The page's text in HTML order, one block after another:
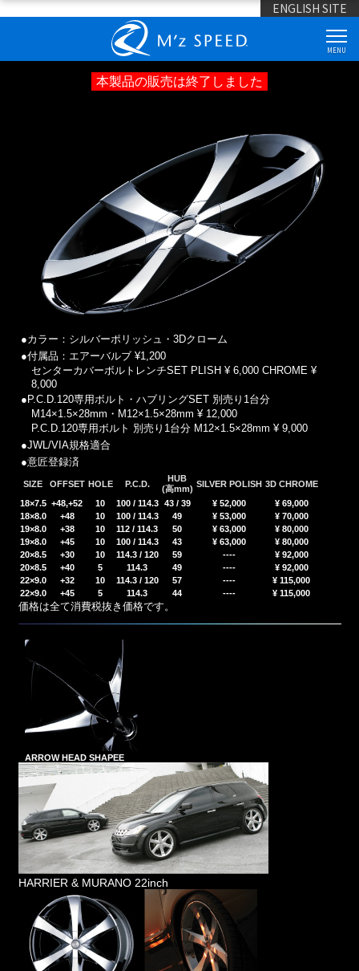
ENGLISH SITE
MENU
本製品の販売は終了しました
●カラー：シルバーポリッシュ・3Dクローム
●付属品：エアーバルブ ¥1,200
センターカバーボルトレンチSET PLISH ¥ 6,000CHROME ¥
8,000
●P.C.D.120専用ボルト・ハブリングSET 別売り1台分
M14×1.5×28mm・M12×1.5×28mm ¥ 12,000
P.C.D.120専用ボルト 別売り1台分 M12×1.5×28mm ¥ 9,000
●JWL/VIA規格適合
●意匠登録済
SIZE OFFSET HOLE P.C.D.
HUB
(高mm) SILVER POLISH 3D CHROME
18×7.5 +48,+52 10 100 / 114.3 43 / 39 ¥ 52,000
¥ 69,000
18×8.0
+48 10 100 / 114.3 49 ¥ 53,000
¥ 70,000
19×8.0
+38 10 112 / 114.3 50 ¥ 63,000
¥ 80,000
19×8.0
+45 10 100 / 114.3 43 ¥ 63,000
¥ 80,000
20×8.5
+30 10 114.3 / 120 59 ----
¥ 92,000
20×8.5
+40 5 114.3 49 ----
¥ 92,000
22×9.0
+32 10 114.3 / 120 57 ----
¥ 115,000
22×9.0
+45 5 114.3 44 ---- ¥ 115,000
価格は全て消費税抜き価格です。
ARROW HEAD SHAPEE
HARRIER & MURANO 22inch